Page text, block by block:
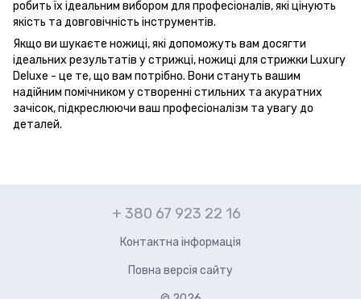
робить їх ідеальним вибором для професіоналів, які цінують
якість та довговічність інструментів.
Якщо ви шукаєте ножиці, які допоможуть вам досягти
ідеальних результатів у стрижці, ножиці для стрижки Luxury
Deluxe - це те, що вам потрібно. Вони стануть вашим
надійним помічником у створенні стильних та акуратних
зачісок, підкреслюючи ваш професіоналізм та увагу до
деталей.
+ 380 67 923 22 16
Контактна інформація
Повна версія сайту